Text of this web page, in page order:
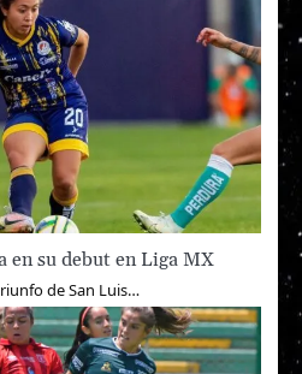
en su debut en Liga MX
de San Luis…